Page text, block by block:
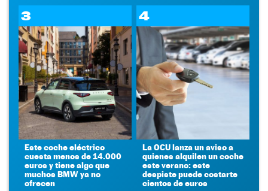
3
Este coche eléctrico
cuesta menos de 14.000
euros y tiene algo que
muchos BMW ya no
ofrecen
4
La OCU lanza un aviso a
quienes alquilen un coche
este verano: este
despiste puede costarte
cientos de euros